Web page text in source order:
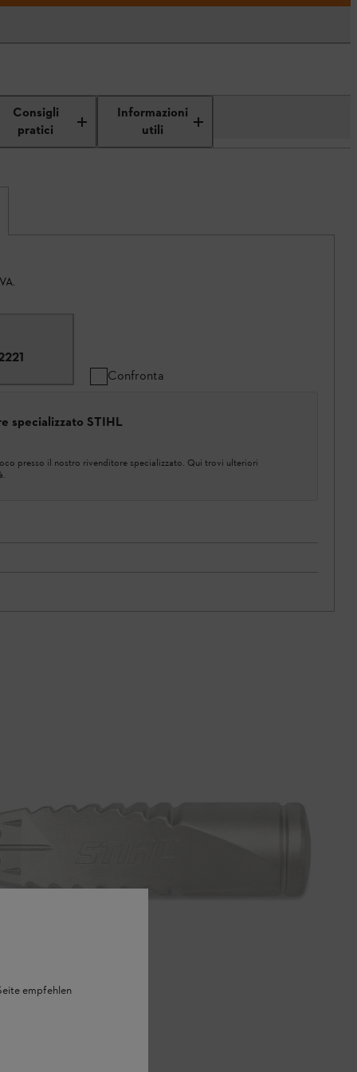
Consigli
pratici
Informazioni
utili
Confronta
specializzato STIHL
presso il nostro rivenditore specializzato. Qui trovi ulteriori
empfehlen